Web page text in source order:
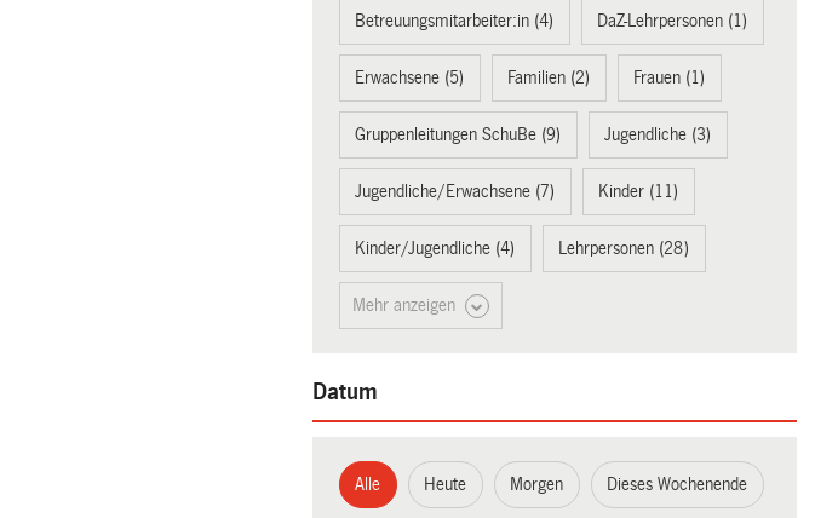
Betreuungsmitarbeiter:in (4) DaZ-Lehrpersonen (1)
Erwachsene (5) Familien (2) Frauen (1)
Gruppenleitungen SchuBe (9) Jugendliche (3)
Jugendliche/Erwachsene (7) Kinder (11)
Kinder/Jugendliche (4) Lehrpersonen (28)
Mehr anzeigen
Datum
Alle Heute Morgen Dieses Wochenende